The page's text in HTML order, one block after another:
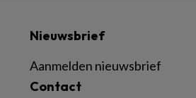
Nieuwsbrief
Aanmelden nieuwsbrief
Contact